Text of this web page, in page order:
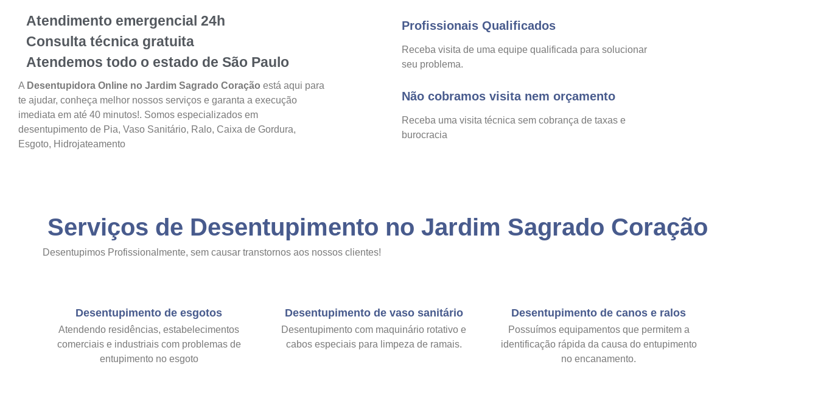
Atendimento emergencial 24h
Consulta técnica gratuita
Atendemos todo o estado de São Paulo
A Desentupidora Online no Jardim Sagrado Coração está aqui para
te ajudar, conheça melhor nossos serviços e garanta a execução
imediata em até 40 minutos!. Somos especializados em
desentupimento de Pia, Vaso Sanitário, Ralo, Caixa de Gordura,
Esgoto, Hidrojateamento
Profissionais Qualificados
Receba visita de uma equipe qualificada para solucionar
seu problema.
Não cobramos visita nem orçamento
Receba uma visita técnica sem cobrança de taxas e
burocracia
Serviços de Desentupimento no Jardim Sagrado Coração
Desentupimos Profissionalmente, sem causar transtornos aos nossos clientes!
Desentupimento de esgotos
Atendendo residências, estabelecimentos
comerciais e industriais com problemas de
entupimento no esgoto
Desentupimento de vaso sanitário
Desentupimento com maquinário rotativo e
cabos especiais para limpeza de ramais.
Desentupimento de canos e ralos
Possuímos equipamentos que permitem a
identificação rápida da causa do entupimento
no encanamento.